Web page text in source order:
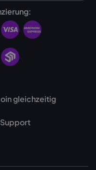
gleichzeitig
Support